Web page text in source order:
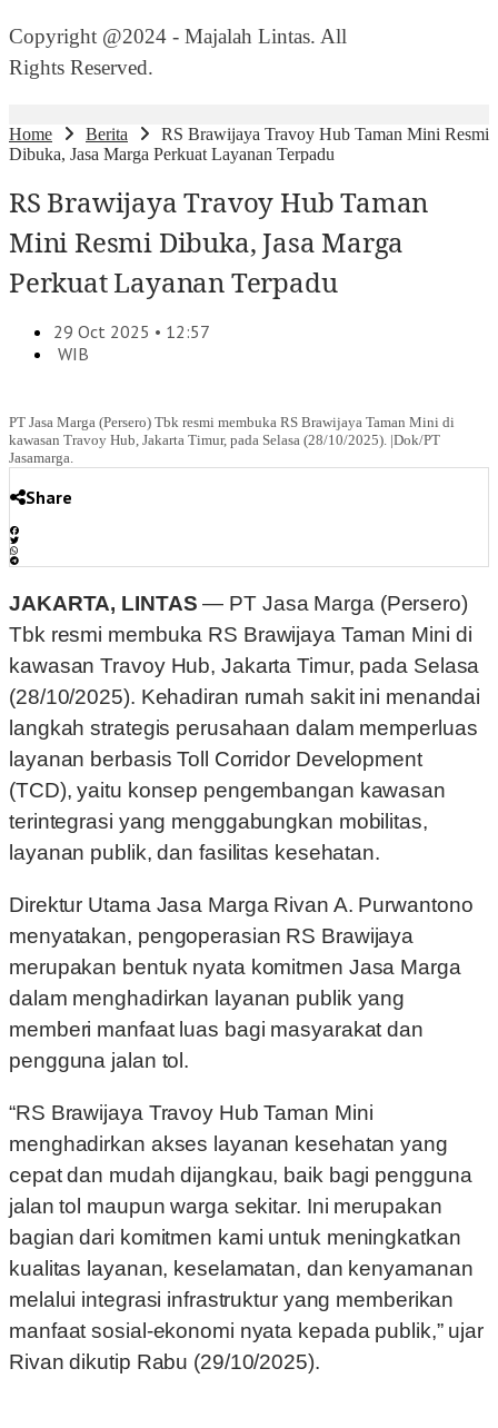
Copyright @2024 - Majalah Lintas. All
Rights Reserved.
Home Berita
RS Brawijaya Travoy Hub Taman Mini Resmi
Dibuka, Jasa Marga Perkuat Layanan Terpadu
RS Brawijaya Travoy Hub Taman
Mini Resmi Dibuka, Jasa Marga
Perkuat Layanan Terpadu
29 Oct 2025 • 12:57
WIB
PT Jasa Marga (Persero) Tbk resmi membuka RS Brawijaya Taman Mini di
kawasan Travoy Hub, Jakarta Timur, pada Selasa (28/10/2025). |Dok/PT
Jasamarga.
Share
JAKARTA, LINTAS — PT Jasa Marga (Persero)
Tbk resmi membuka RS Brawijaya Taman Mini di
kawasan Travoy Hub, Jakarta Timur, pada Selasa
(28/10/2025). Kehadiran rumah sakit ini menandai
langkah strategis perusahaan dalam memperluas
layanan berbasis Toll Corridor Development
(TCD), yaitu konsep pengembangan kawasan
terintegrasi yang menggabungkan mobilitas,
layanan publik, dan fasilitas kesehatan.
Direktur Utama Jasa Marga Rivan A. Purwantono
menyatakan, pengoperasian RS Brawijaya
merupakan bentuk nyata komitmen Jasa Marga
dalam menghadirkan layanan publik yang
memberi manfaat luas bagi masyarakat dan
pengguna jalan tol.
“RS Brawijaya Travoy Hub Taman Mini
menghadirkan akses layanan kesehatan yang
cepat dan mudah dijangkau, baik bagi pengguna
jalan tol maupun warga sekitar. Ini merupakan
bagian dari komitmen kami untuk meningkatkan
kualitas layanan, keselamatan, dan kenyamanan
melalui integrasi infrastruktur yang memberikan
manfaat sosial-ekonomi nyata kepada publik,” ujar
Rivan dikutip Rabu (29/10/2025).